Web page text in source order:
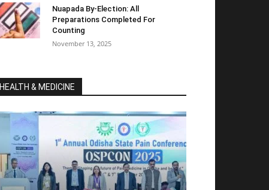
Nuapada By-Election: All
Preparations Completed For
Counting
November 13, 2025
HEALTH & MEDICINE